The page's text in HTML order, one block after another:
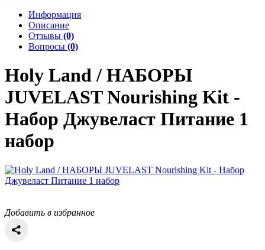
Информация
Описание
Отзывы (0)
Вопросы (0)
Holy Land / НАБОРЫ
JUVELAST Nourishing Kit -
Набор Джувеласт Питание 1
набор
Добавить в избранное